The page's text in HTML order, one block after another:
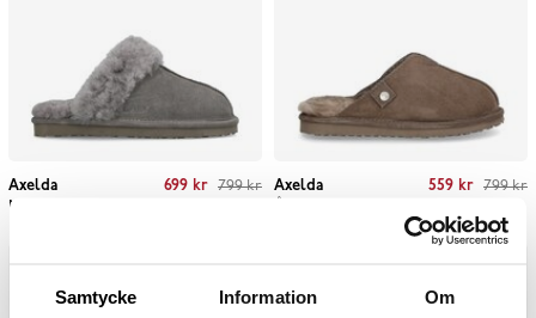
Samtycke Information Om
Axelda
Nancy Tofflor
price Previous price
699 kr 799 kr
Axelda
Current price Previous price
799 kr
559 kr 799 kr